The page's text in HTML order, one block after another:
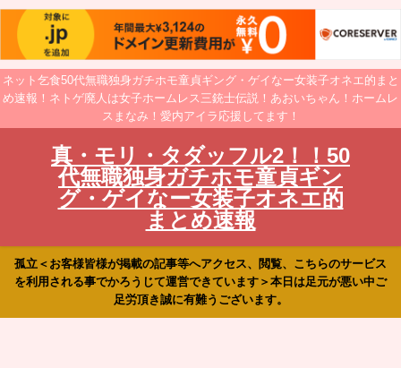
ネット乞食50代無職独身ガチホモ童貞ギング・ゲイなー女装子オネエ的まと
め速報！ネトゲ廃人は女子ホームレス三銃士伝説！あおいちゃん！ホームレ
スまなみ！愛内アイラ応援してます！
真・モリ・タダッフル2！！50
代無職独身ガチホモ童貞ギン
グ・ゲイなー女装子オネエ的
まとめ速報
孤立＜お客様皆様が掲載の記事等へアクセス、閲覧、こちらのサービス
を利用される事でかろうじて運営できています＞本日は足元が悪い中ご
足労頂き誠に有難うございます。